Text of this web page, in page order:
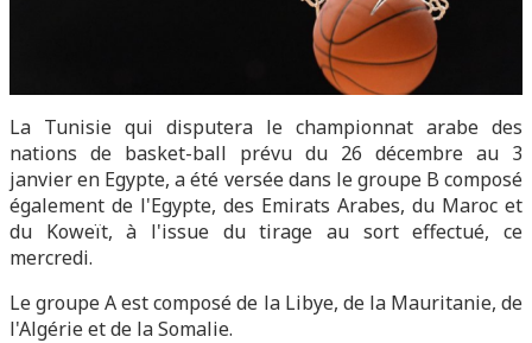
La Tunisie qui disputera le championnat arabe des
nations de basket-ball prévu du 26 décembre au 3
janvier en Egypte, a été versée dans le groupe B composé
également de l'Egypte, des Emirats Arabes, du Maroc et
du Koweït, à l'issue du tirage au sort effectué, ce
mercredi.
Le groupe A est composé de la Libye, de la Mauritanie, de
l'Algérie et de la Somalie.